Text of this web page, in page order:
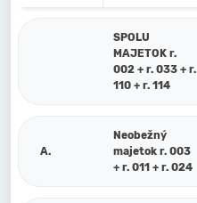
SPOLU
MAJETOK r.
002 + r. 033 + r.
110 + r. 114
A.
Neobežný
majetok r. 003
+ r. 011 + r. 024